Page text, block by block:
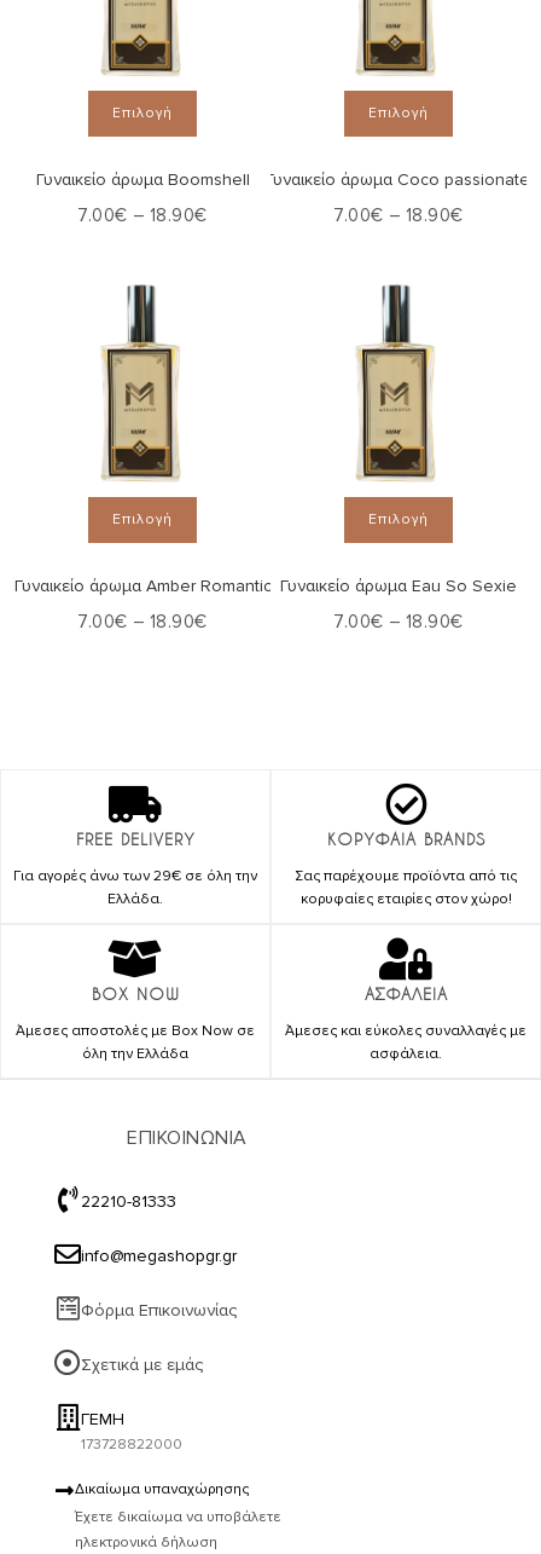
Επιλογή
Γυναικείο άρωμα Boomshell
7.00€ – 18.90€
Επιλογή
Γυναικείο άρωμα Coco passionate
7.00€ – 18.90€
Επιλογή
Γυναικείο άρωμα Amber Romantic
7.00€ – 18.90€
Επιλογή
Γυναικείο άρωμα Eau So Sexie
7.00€ – 18.90€
FREE DELIVERY
Για αγορές άνω των 29€ σε όλη την
Ελλάδα.
ΚΟΡΥΦΑΙΑ BRANDS
Σας παρέχουμε προϊόντα από τις
κορυφαίες εταιρίες στον χώρο!
BOX NOW
Άμεσες αποστολές με Box Now σε
όλη την Ελλάδα
ΑΣΦΑΛΕΙΑ
Άμεσες και εύκολες συναλλαγές με
ασφάλεια.
ΕΠΙΚΟΙΝΩΝΙΑ
22210-81333
info@megashopgr.gr
Φόρμα Επικοινωνίας
Σχετικά με εμάς
ΓΕΜΗ
173728822000
Δικαίωμα υπαναχώρησης
Έχετε δικαίωμα να υποβάλετε
ηλεκτρονικά δήλωση